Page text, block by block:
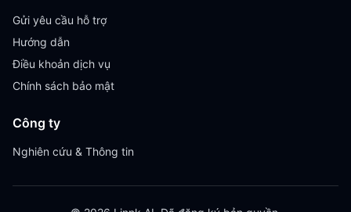
Gửi yêu cầu hỗ trợ
Hướng dẫn
Điều khoản dịch vụ
Chính sách bảo mật
Công ty
Nghiên cứu & Thông tin